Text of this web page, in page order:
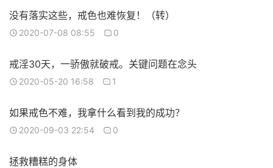
没有落实这些，戒色也难恢复！（转）
2020-07-08 08:55 0
戒淫30天，一骄傲就破戒。关键问题在念头
2020-05-20 16:58 1
如果戒色不难，我拿什么看到我的成功？
2020-09-03 22:54 0
拯救糟糕的身体